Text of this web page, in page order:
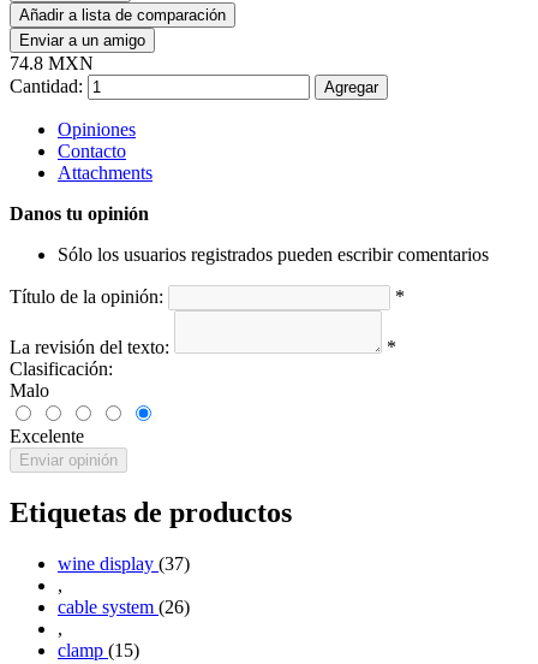
Añadir a lista de comparación
Enviar a un amigo
74.8 MXN
Cantidad:
Agregar
Opiniones
Contacto
Attachments
Danos tu opinión
Sólo los usuarios registrados pueden escribir comentarios
Título de la opinión: *
La revisión del texto:
*
Clasificación:
Malo
Excelente
Enviar opinión
Etiquetas de productos
wine display (37)
,
cable system (26)
,
clamp (15)